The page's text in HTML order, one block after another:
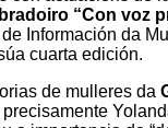
“Con voz
Información da
cuarta edición.
de mulleres da
precisamente